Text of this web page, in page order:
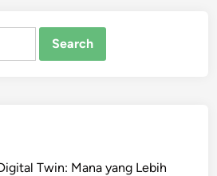
Twin: Mana yang Lebih